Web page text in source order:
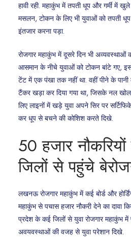
हावी रही. महाकुंभ में तपती धूप और गर्मी में
मसलन, टोकन के लिए भी युवाओं को तपती
इंतजार करना पड़ा.
रोजगार महाकुंभ में दूसरे दिन भी
आसमान के नीचे युवाओं को टोकन बांटे गए,
टेंट में एक पंखा तक नहीं था. वहीं पीने के
टैंकर खड़ा कर दिया गया था, जिसके नल
लिए लाइनों में खड़े युवा अपने सिर पर
कर धूप से बचने की कोशिश करते दिखे.
50 हजार
जिलों से पहुंचे
लखनऊ रोजगार महाकुंभ में कई बोर्ड और
महाकुंभ से पचास हजार नौकरी देने का दावा
प्रदेश के कई जिलों से युवा रोजगार महाकुंभ
अवयवस्थाओं की वजह से युवा परेशान दिखे.